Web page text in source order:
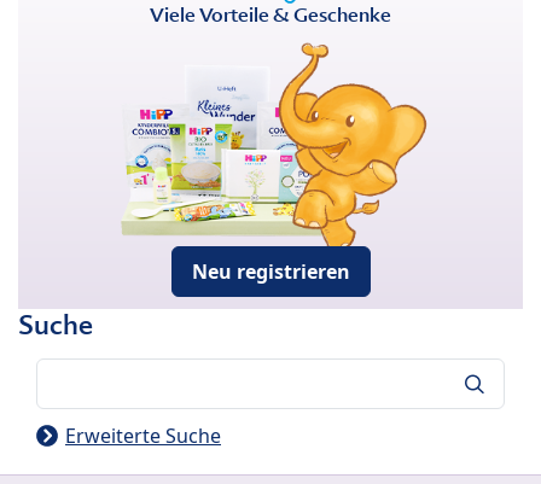
Viele Vorteile & Geschenke
Neu registrieren
Suche
Erweiterte Suche